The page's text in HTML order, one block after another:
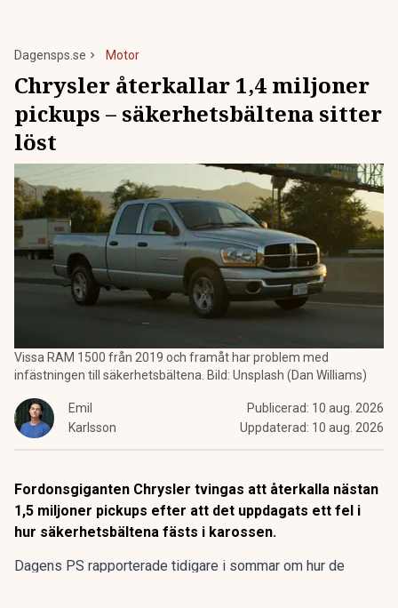
Dagensps.se Motor
Chrysler återkallar 1,4 miljoner
pickups – säkerhetsbältena sitter
löst
Vissa RAM 1500 från 2019 och framåt har problem med
infästningen till säkerhetsbältena. Bild: Unsplash (Dan Williams)
Emil
Karlsson
Publicerad: 10 aug. 2026
Uppdaterad: 10 aug. 2026
Fordonsgiganten Chrysler tvingas att återkalla nästan
1,5 miljoner pickups efter att det uppdagats ett fel i
hur säkerhetsbältena fästs i karossen.
Dagens PS rapporterade tidigare i sommar om hur de